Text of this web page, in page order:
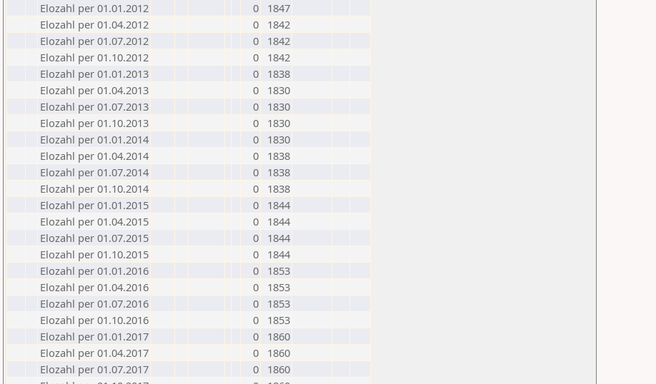
Elozahl per 01.01.2012
0
1847
Elozahl per 01.04.2012
0
1842
Elozahl per 01.07.2012
0
1842
Elozahl per 01.10.2012
0
1842
Elozahl per 01.01.2013
0
1838
Elozahl per 01.04.2013
0
1830
Elozahl per 01.07.2013
0
1830
Elozahl per 01.10.2013
0
1830
Elozahl per 01.01.2014
0
1830
Elozahl per 01.04.2014
0
1838
Elozahl per 01.07.2014
0
1838
Elozahl per 01.10.2014
0
1838
Elozahl per 01.01.2015
0
1844
Elozahl per 01.04.2015
0
1844
Elozahl per 01.07.2015
0
1844
Elozahl per 01.10.2015
0
1844
Elozahl per 01.01.2016
0
1853
Elozahl per 01.04.2016
0
1853
Elozahl per 01.07.2016
0
1853
Elozahl per 01.10.2016
0
1853
Elozahl per 01.01.2017
0
1860
Elozahl per 01.04.2017
0
1860
Elozahl per 01.07.2017
0
1860